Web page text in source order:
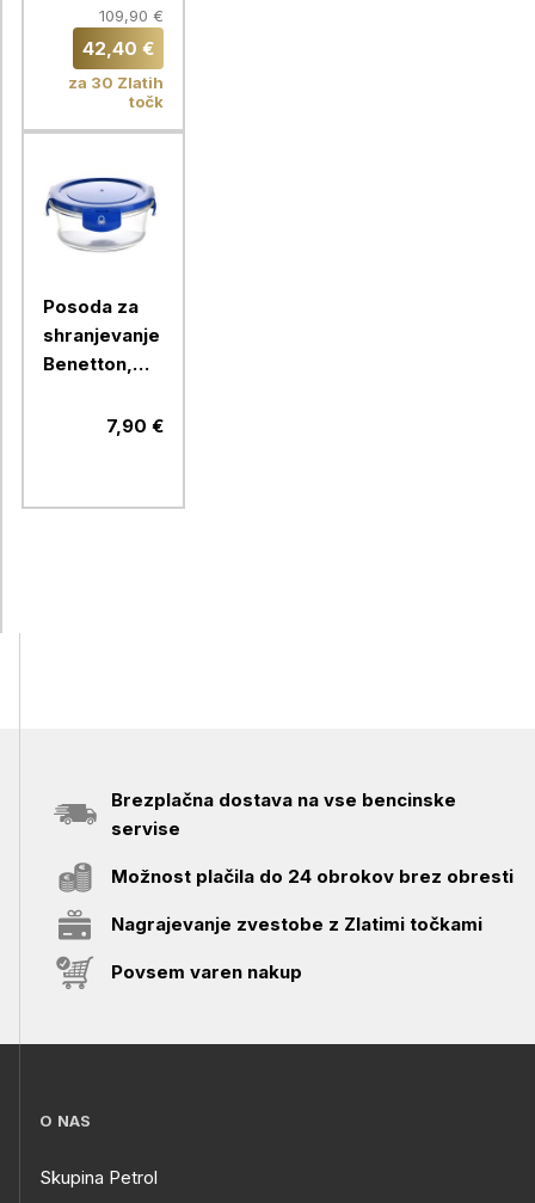
Rainbow set
21/1, be-1395
109,90 €
42,40 €
za 30 Zlatih
točk
Posoda za
shranjevanje
Benetton,
7,90 €
Brezplačna dostava na vse bencinske
servise
Možnost plačila do 24 obrokov brez obresti
Nagrajevanje zvestobe z Zlatimi točkami
Povsem varen nakup
O NAS
Skupina Petrol